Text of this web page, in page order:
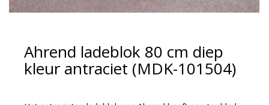
Ahrend ladeblok 80 cm diep
kleur antraciet (MDK-101504)